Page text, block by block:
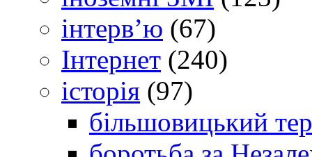
інтерв’ю (67)
Інтернет (240)
історія (97)
більшовицький